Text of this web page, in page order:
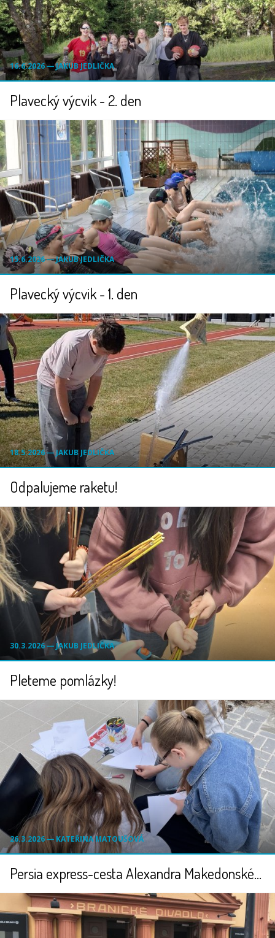
16.6.2026 ― JAKUB JEDLIČKA
Plavecký výcvik - 2. den
15.6.2026 ― JAKUB JEDLIČKA
Plavecký výcvik - 1. den
18.5.2026 ― JAKUB JEDLIČKA
Odpalujeme raketu!
30.3.2026 ― JAKUB JEDLIČKA
Pleteme pomlázky!
26.3.2026 ― KATEŘINA MATOUŠOVÁ
Persia express-cesta Alexandra Makedonského